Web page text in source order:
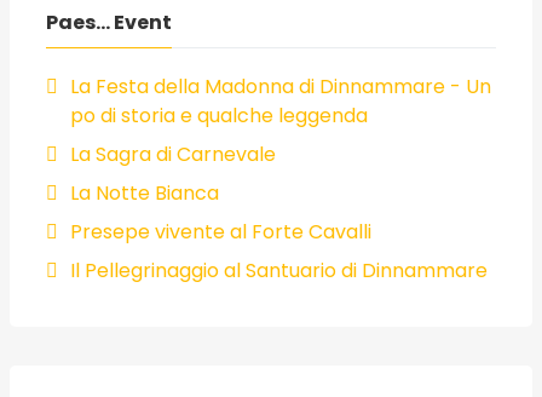
Paes... Event
La Festa della Madonna di Dinnammare - Un
po di storia e qualche leggenda
La Sagra di Carnevale
La Notte Bianca
Presepe vivente al Forte Cavalli
Il Pellegrinaggio al Santuario di Dinnammare